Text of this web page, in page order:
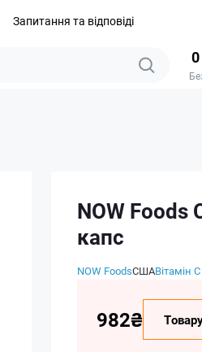
Запитання та відповіді
NOW Foods
капс
NOW FoodsСШАВітамін C
982₴